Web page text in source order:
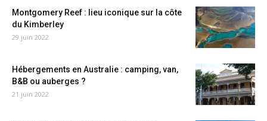
Montgomery Reef : lieu iconique sur la côte
du Kimberley
29 juin 2022
Hébergements en Australie : camping, van,
B&B ou auberges ?
21 juin 2022